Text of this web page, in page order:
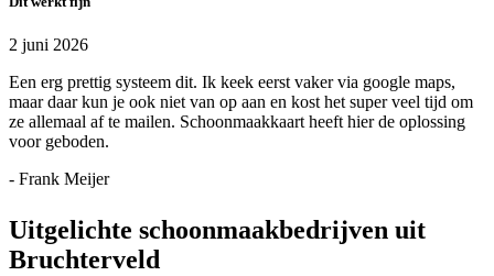
2 juni 2026
Een erg prettig systeem dit. Ik keek eerst vaker via google maps,
maar daar kun je ook niet van op aan en kost het super veel tijd om
ze allemaal af te mailen. Schoonmaakkaart heeft hier de oplossing
voor geboden.
- Frank Meijer
Uitgelichte schoonmaakbedrijven uit
Bruchterveld